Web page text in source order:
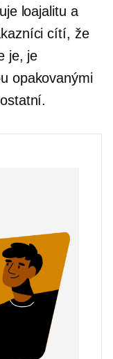
loajalitu a
cítí, že
je, je
opakovanými